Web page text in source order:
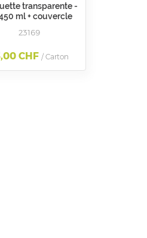
transparente -
ml + couvercle
23169
CHF / Carton